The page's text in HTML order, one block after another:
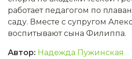
работает педагогом по
саду. Вместе с супругом
воспитывают сына Филиппа.
Автор: Надежда Пужинская